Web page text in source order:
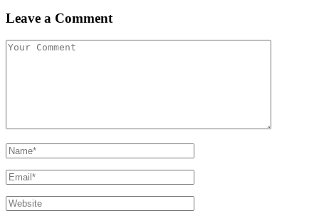
Leave a Comment